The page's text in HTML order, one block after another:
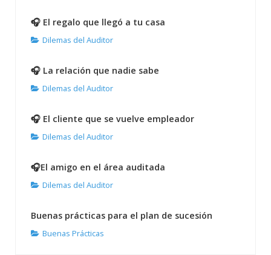
🎧 El regalo que llegó a tu casa
Dilemas del Auditor
🎧 La relación que nadie sabe
Dilemas del Auditor
🎧 El cliente que se vuelve empleador
Dilemas del Auditor
🎧El amigo en el área auditada
Dilemas del Auditor
Buenas prácticas para el plan de sucesión
Buenas Prácticas